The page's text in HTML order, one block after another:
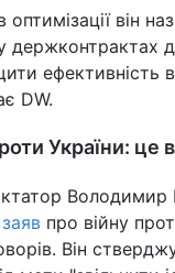
він
у держконтрактах
ефективність
DW.
України: це
Володимир
про війну
Він